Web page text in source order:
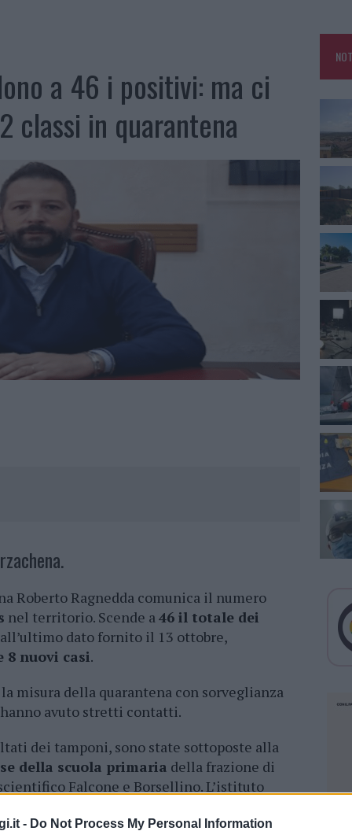
- Do Not Process My Personal Information
COMUNE COMPLETA L’ITER
a 46 i positivi: ma ci
classi in quarantena
Roberto Ragnedda comunica il numero
nel territorio. Scende a46 il totale dei
dato fornito il 13 ottobre,
8 nuovi casi.
misura della quarantena con sorveglianza
avuto stretti contatti.
dei tamponi, sono state sottoposte alla
della scuola primaria della frazione di
Falcone e Borsellino. L’istituto
prosegue con la